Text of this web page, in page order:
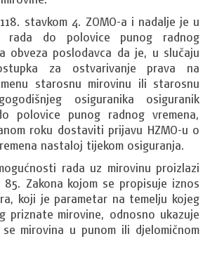
stavkom 4. ZOMO-a i nadalje je u
rada do polovice punog radnog
obveza poslodavca da je, u slučaju
za ostvarivanje prava na
starosnu mirovinu ili starosnu
osiguranika osiguranik
polovice punog radnog vremena,
roku dostaviti prijavu HZMO-u o
nastaloj tijekom osiguranja.
rada uz mirovinu proizlazi
Zakona kojom se propisuje iznos
koji je parametar na temelju kojeg
priznate mirovine, odnosno ukazuje
mirovina u punom ili djelomičnom